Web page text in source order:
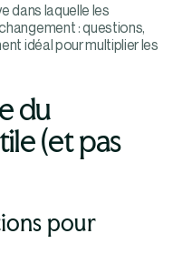
dans laquelle les
: questions,
idéal pour multiplier les
du
(et pas
pour